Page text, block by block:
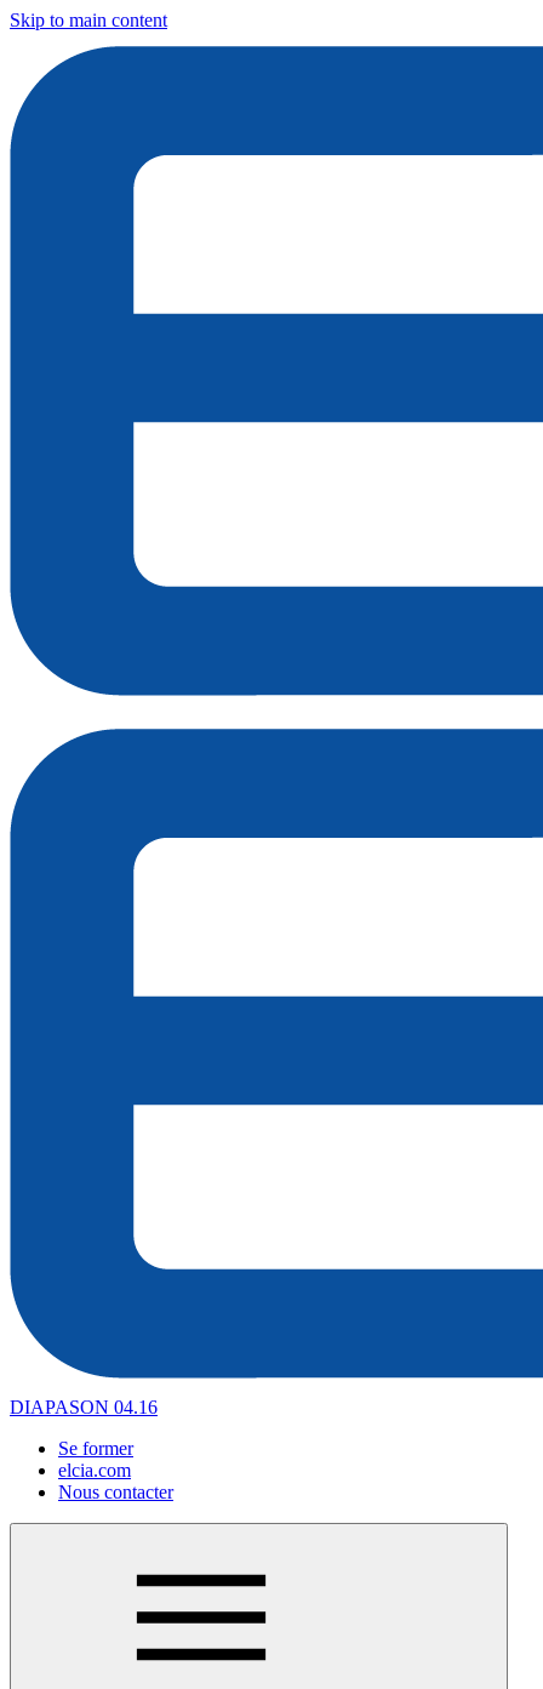
Skip to main content
DIAPASON 04.16
Se former
elcia.com
Nous contacter